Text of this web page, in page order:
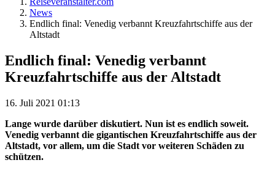
News
Endlich final: Venedig verbannt Kreuzfahrtschiffe aus der
Altstadt
Endlich final: Venedig verbannt
Kreuzfahrtschiffe aus der Altstadt
16. Juli 2021 01:13
Lange wurde darüber diskutiert. Nun ist es endlich soweit.
Venedig verbannt die gigantischen Kreuzfahrtschiffe aus der
Altstadt, vor allem, um die Stadt vor weiteren Schäden zu
schützen.